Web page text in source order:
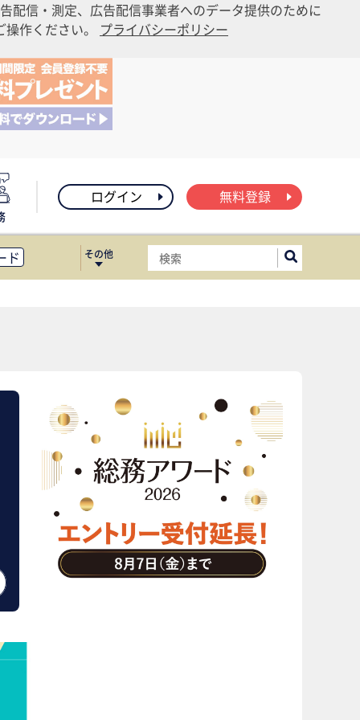
配信・測定、広告配信事業者へのデータ提供のために
作ください。 プライバシーポリシー
ログイン 無料登録
ド
ス移転
その他